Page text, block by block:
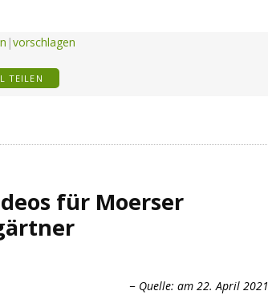
|vorschlagen
TEILEN
für Moerser
Quelle: am 22. April 2021